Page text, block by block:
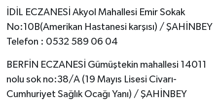
İDİL ECZANESİ Akyol Mahallesi Emir Sokak
No:10B(Amerikan Hastanesi karşısı) / ŞAHİNBEY
Telefon : 0532 589 06 04
BERFİN ECZANESİ Gümüştekin mahallesi 14011
nolu sok no:38/A (19 Mayıs Lisesi Civarı-
Cumhuriyet Sağlık Ocağı Yanı) / ŞAHİNBEY
Yaşam
Yeme-İçme
Yemek